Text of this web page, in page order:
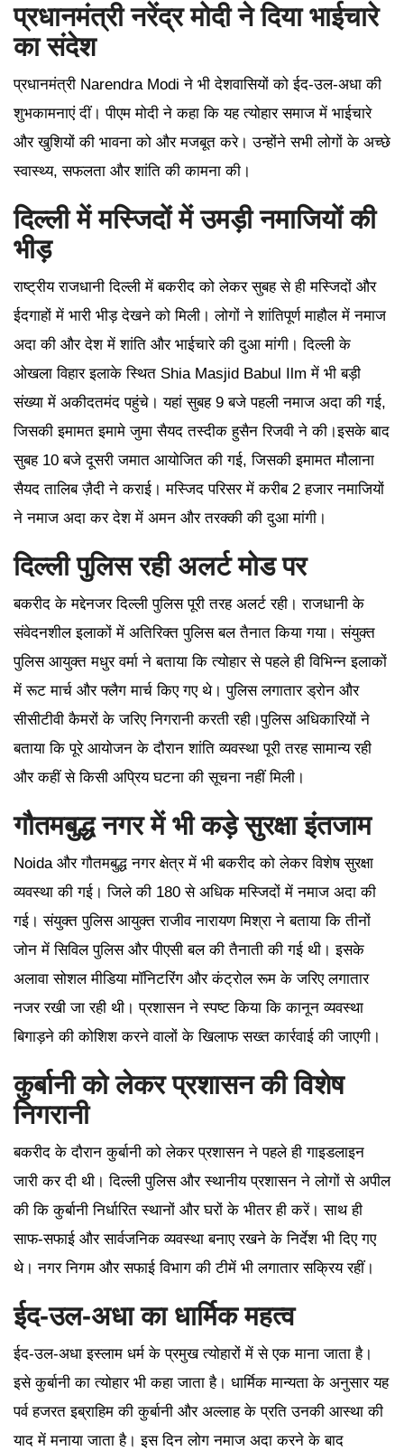
प्रधानमंत्री नरेंद्र मोदी ने दिया भाईचारे
का संदेश
प्रधानमंत्री Narendra Modi ने भी देशवासियों को ईद-उल-अधा की
शुभकामनाएं दीं। पीएम मोदी ने कहा कि यह त्योहार समाज में भाईचारे
और खुशियों की भावना को और मजबूत करे। उन्होंने सभी लोगों के अच्छे
स्वास्थ्य, सफलता और शांति की कामना की।
दिल्ली में मस्जिदों में उमड़ी नमाजियों की
भीड़
राष्ट्रीय राजधानी दिल्ली में बकरीद को लेकर सुबह से ही मस्जिदों और
ईदगाहों में भारी भीड़ देखने को मिली। लोगों ने शांतिपूर्ण माहौल में नमाज
अदा की और देश में शांति और भाईचारे की दुआ मांगी। दिल्ली के
ओखला विहार इलाके स्थित Shia Masjid Babul Ilm में भी बड़ी
संख्या में अकीदतमंद पहुंचे। यहां सुबह 9 बजे पहली नमाज अदा की गई,
जिसकी इमामत इमामे जुमा सैयद तस्दीक हुसैन रिजवी ने की।इसके बाद
सुबह 10 बजे दूसरी जमात आयोजित की गई, जिसकी इमामत मौलाना
सैयद तालिब ज़ैदी ने कराई। मस्जिद परिसर में करीब 2 हजार नमाजियों
ने नमाज अदा कर देश में अमन और तरक्की की दुआ मांगी।
दिल्ली पुलिस रही अलर्ट मोड पर
बकरीद के मद्देनजर दिल्ली पुलिस पूरी तरह अलर्ट रही। राजधानी के
संवेदनशील इलाकों में अतिरिक्त पुलिस बल तैनात किया गया। संयुक्त
पुलिस आयुक्त मधुर वर्मा ने बताया कि त्योहार से पहले ही विभिन्न इलाकों
में रूट मार्च और फ्लैग मार्च किए गए थे। पुलिस लगातार ड्रोन और
सीसीटीवी कैमरों के जरिए निगरानी करती रही।पुलिस अधिकारियों ने
बताया कि पूरे आयोजन के दौरान शांति व्यवस्था पूरी तरह सामान्य रही
और कहीं से किसी अप्रिय घटना की सूचना नहीं मिली।
गौतमबुद्ध नगर में भी कड़े सुरक्षा इंतजाम
Noida और गौतमबुद्ध नगर क्षेत्र में भी बकरीद को लेकर विशेष सुरक्षा
व्यवस्था की गई। जिले की 180 से अधिक मस्जिदों में नमाज अदा की
गई। संयुक्त पुलिस आयुक्त राजीव नारायण मिश्रा ने बताया कि तीनों
जोन में सिविल पुलिस और पीएसी बल की तैनाती की गई थी। इसके
अलावा सोशल मीडिया मॉनिटरिंग और कंट्रोल रूम के जरिए लगातार
नजर रखी जा रही थी। प्रशासन ने स्पष्ट किया कि कानून व्यवस्था
बिगाड़ने की कोशिश करने वालों के खिलाफ सख्त कार्रवाई की जाएगी।
कुर्बानी को लेकर प्रशासन की विशेष
निगरानी
बकरीद के दौरान कुर्बानी को लेकर प्रशासन ने पहले ही गाइडलाइन
जारी कर दी थी। दिल्ली पुलिस और स्थानीय प्रशासन ने लोगों से अपील
की कि कुर्बानी निर्धारित स्थानों और घरों के भीतर ही करें। साथ ही
साफ-सफाई और सार्वजनिक व्यवस्था बनाए रखने के निर्देश भी दिए गए
थे। नगर निगम और सफाई विभाग की टीमें भी लगातार सक्रिय रहीं।
ईद-उल-अधा का धार्मिक महत्व
ईद-उल-अधा इस्लाम धर्म के प्रमुख त्योहारों में से एक माना जाता है।
इसे कुर्बानी का त्योहार भी कहा जाता है। धार्मिक मान्यता के अनुसार यह
पर्व हजरत इब्राहिम की कुर्बानी और अल्लाह के प्रति उनकी आस्था की
याद में मनाया जाता है। इस दिन लोग नमाज अदा करने के बाद